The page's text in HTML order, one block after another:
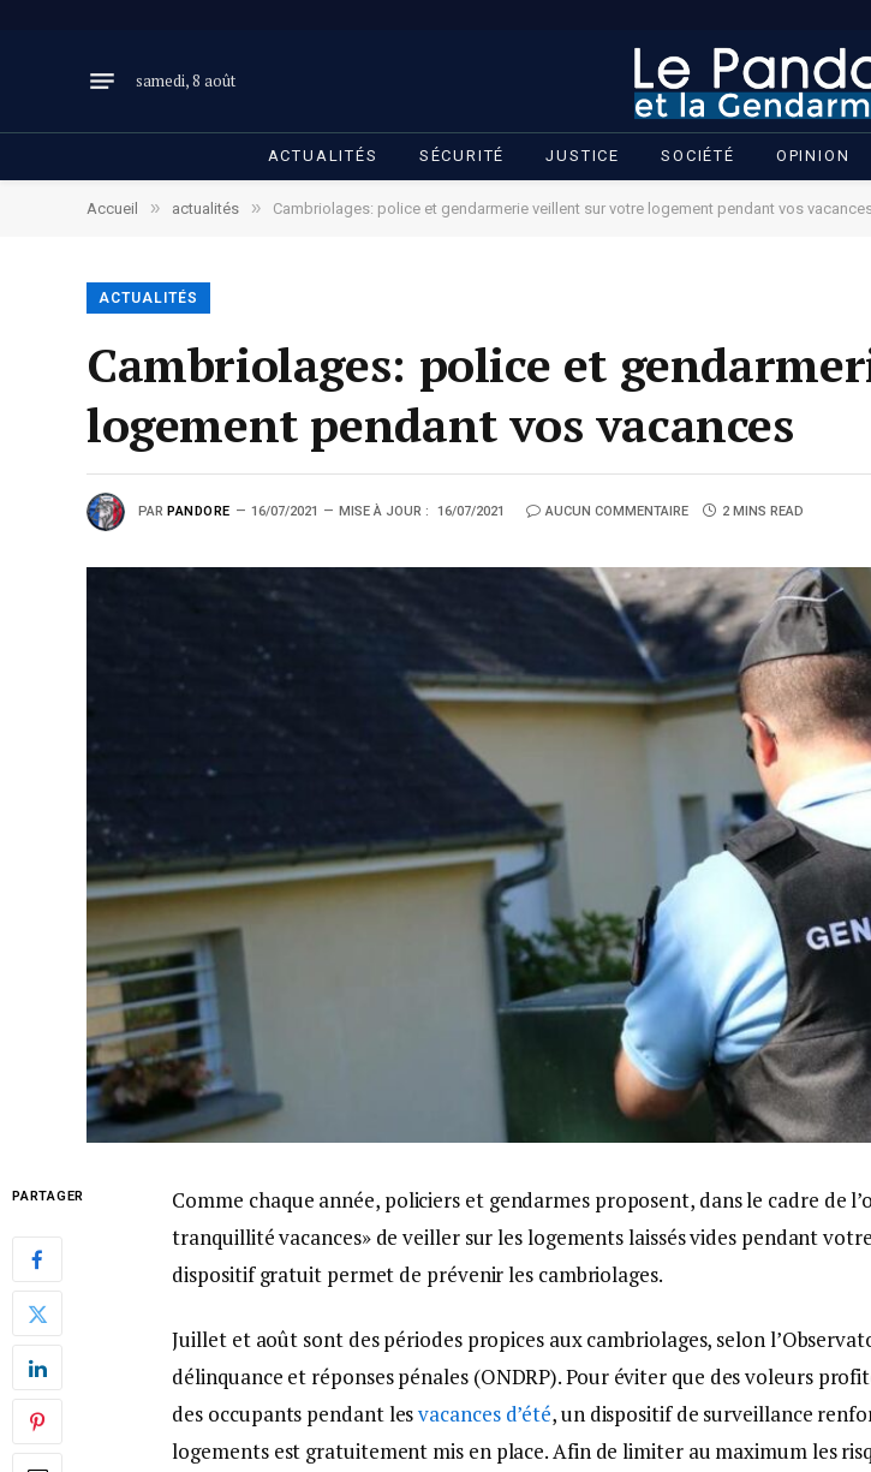
samedi, 8 août
ACTUALITÉS SÉCURITÉ JUSTICE SOCIÉTÉ OPINION
Accueil » actualités » Cambriolages: police et gendarmerie veillent sur votre logement pendant vos
ACTUALITÉS
Cambriolages: police et
logement pendant vos vacances
PAR PANDORE 16/07/2021 MISE À JOUR : 16/07/2021 AUCUN COMMENTAIRE 2 MINS READ
PARTAGER
Comme chaque année, policiers et gendarmes proposent, dans le cadre de
tranquillité vacances» de veiller sur les logements laissés vides pendant votre
dispositif gratuit permet de prévenir les cambriolages.
Juillet et août sont des périodes propices aux cambriolages, selon
délinquance et réponses pénales (ONDRP). Pour éviter que des voleurs
des occupants pendant lesvacances d’été, un dispositif de surveillance
logements est gratuitement mis en place. Afin de limiter au maximum les